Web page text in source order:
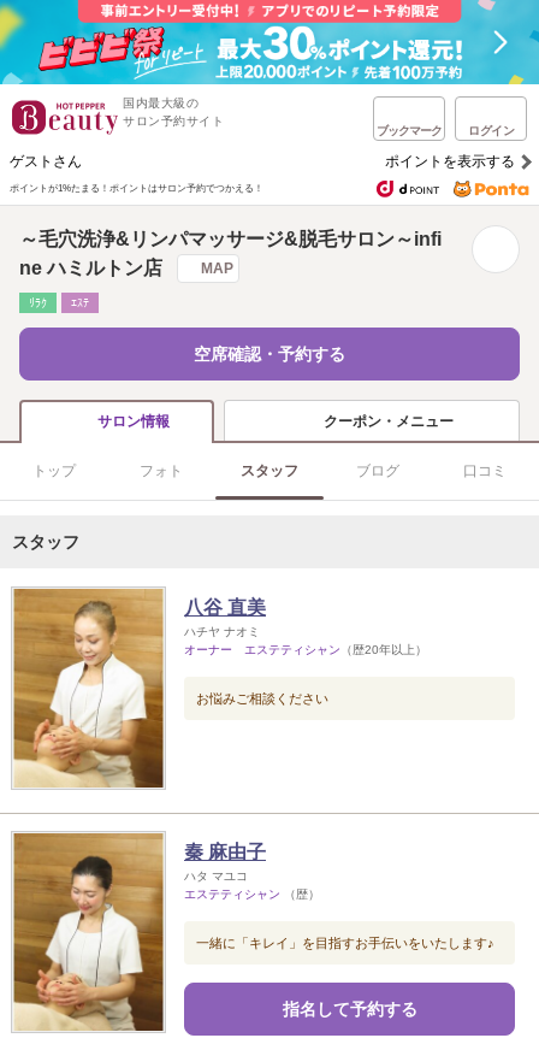
国内最大級の
サロン予約サイト
ブックマーク ログイン
ゲストさん ポイントを表示する
ポイントが1%たまる！ ポイントはサロン予約でつかえる！
～毛穴洗浄&リンパマッサージ&脱毛サロン～infi
ne ハミルトン店
MAP
ﾘﾗｸ ｴｽﾃ
空席確認・予約する
サロン情報 クーポン・メニュー
トップ フォト スタッフ ブログ 口コミ
スタッフ
八谷 直美
ハチヤ ナオミ
オーナー エステティシャン （歴20年以上）
お悩みご相談ください
秦 麻由子
ハタ マユコ
エステティシャン
（歴）
一緒に「キレイ」を目指すお手伝いをいたします♪
指名して予約する